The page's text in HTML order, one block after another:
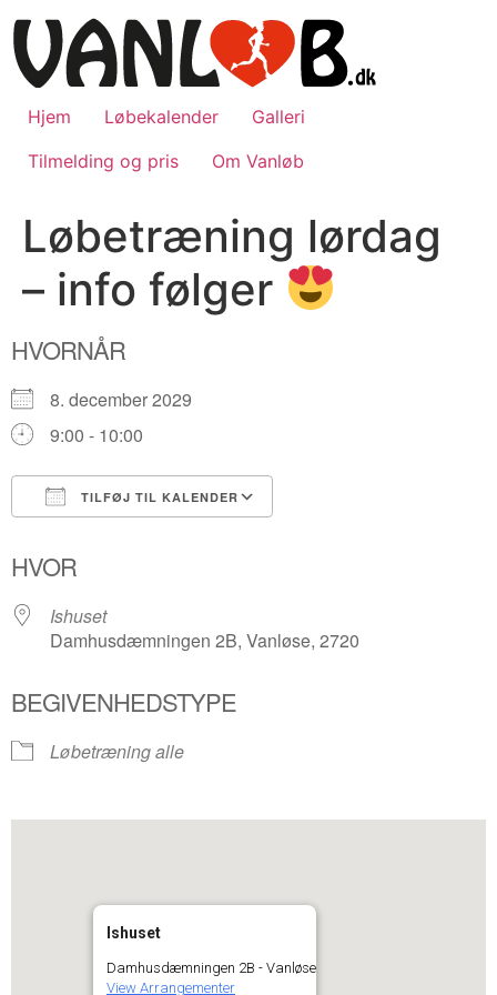
til
indhold
Hjem Løbekalender
Galleri
Tilmelding og pris
Om Vanløb
Løbetræning lørdag
– info følger
HVORNÅR
8. december 2029
9:00 - 10:00
TILFØJ TIL KALENDER
HVOR
Ishuset
Damhusdæmningen 2B, Vanløse, 2720
BEGIVENHEDSTYPE
Løbetræning alle
Ishuset
Damhusdæmningen 2B - Vanløse
View Arrangementer